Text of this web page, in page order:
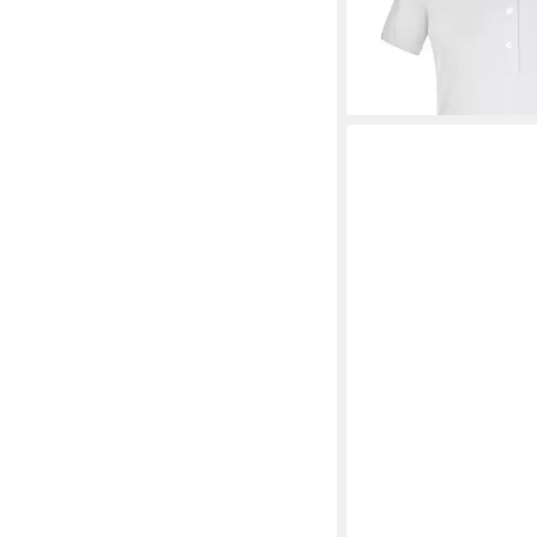
Stück) mit
in Kontrastoptik
(7,25 €/ 1 Stk)
-71%